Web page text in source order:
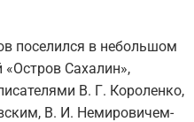
поселился в небольшом
Сахалин»,
В. Г. Короленко,
В. И. Немировичем-